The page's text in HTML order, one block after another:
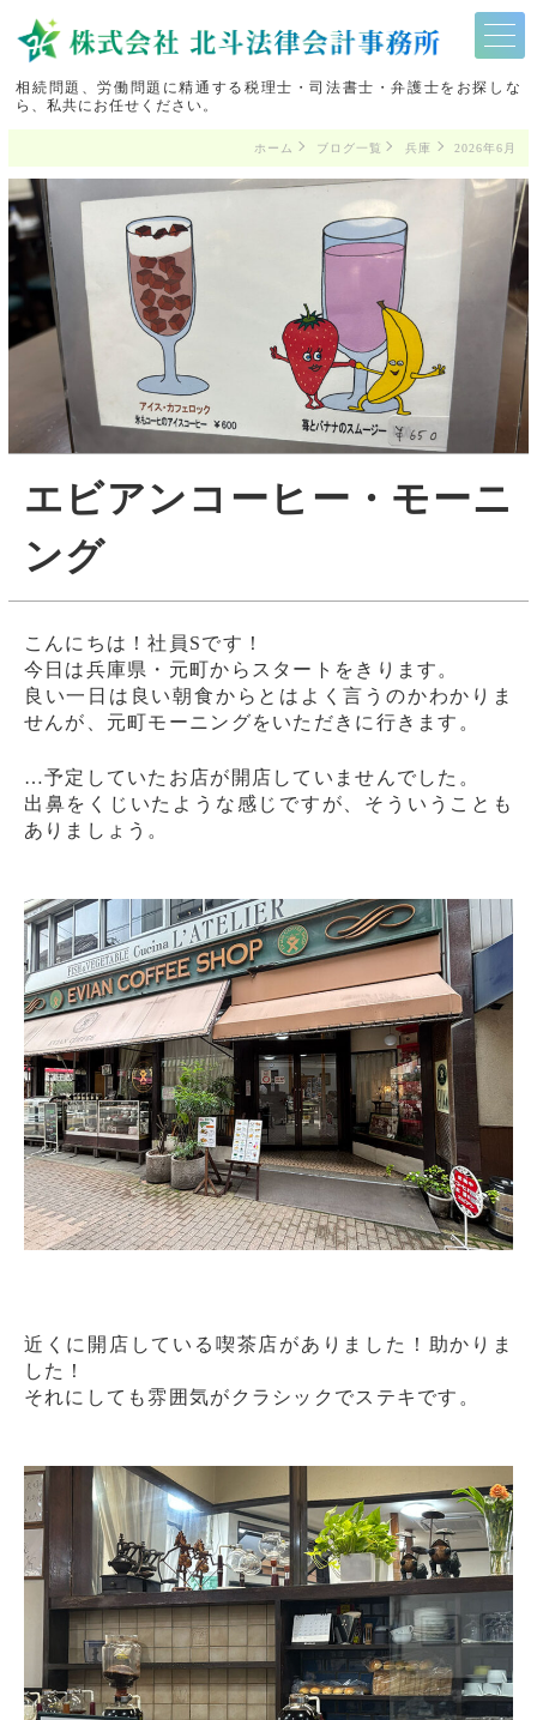
相続問題、労働問題に精通する税理士・司法書士・弁護士をお探しな
ら、私共にお任せください。
ホーム ブログ一覧 兵庫 2026年6月
エビアンコーヒー・モーニ
ング
こんにちは！社員Sです！
今日は兵庫県・元町からスタートをきります。
良い一日は良い朝食からとはよく言うのかわかりま
せんが、元町モーニングをいただきに行きます。
…予定していたお店が開店していませんでした。
出鼻をくじいたような感じですが、そういうことも
ありましょう。
近くに開店している喫茶店がありました！助かりま
した！
それにしても雰囲気がクラシックでステキです。